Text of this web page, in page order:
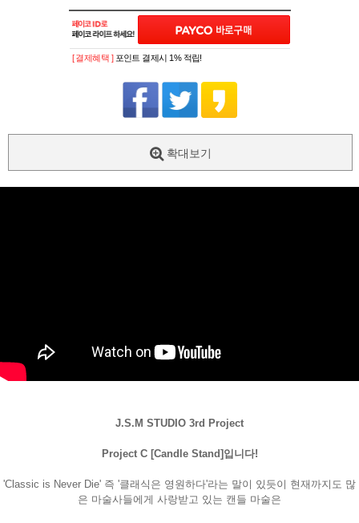
페이코 ID로
PAYCO 바로
[ 결제혜택 ] 포인트 결제시 1% 적립!
확대보기
J.S.M STUDIO 3rd Project
Project C [Candle Stand]입니다!
'Classic is Never Die' 즉 '클래식은 영원하다'라는 말이 있듯이 현재까지도 많
은 마술사들에게 사랑받고 있는 캔들 마술은